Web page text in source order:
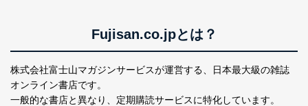
Fujisan.co.jpとは？
株式会社富士山マガジンサービスが運営する、
日本最大級の雑誌
オンライン書店です。
一般的な書店と異なり、 定期購読サービスに特化しています。